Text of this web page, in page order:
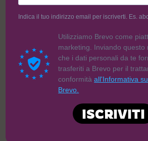
Indica il tuo indirizzo email per iscriverti. Es.
Utilizziamo Brevo come
marketing. Inviando questo
che i dati personali da te
trasferiti a Brevo per il
conformitàall'Informativa
Brevo.
ISCRIVITI
7,40€
AGGIUNGI AL